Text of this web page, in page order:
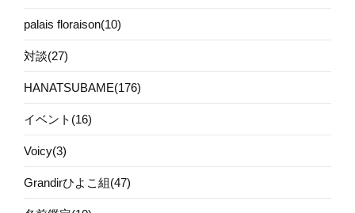
palais floraison(10)
対談(27)
HANATSUBAME(176)
イベント(16)
Voicy(3)
Grandirひよこ組(47)